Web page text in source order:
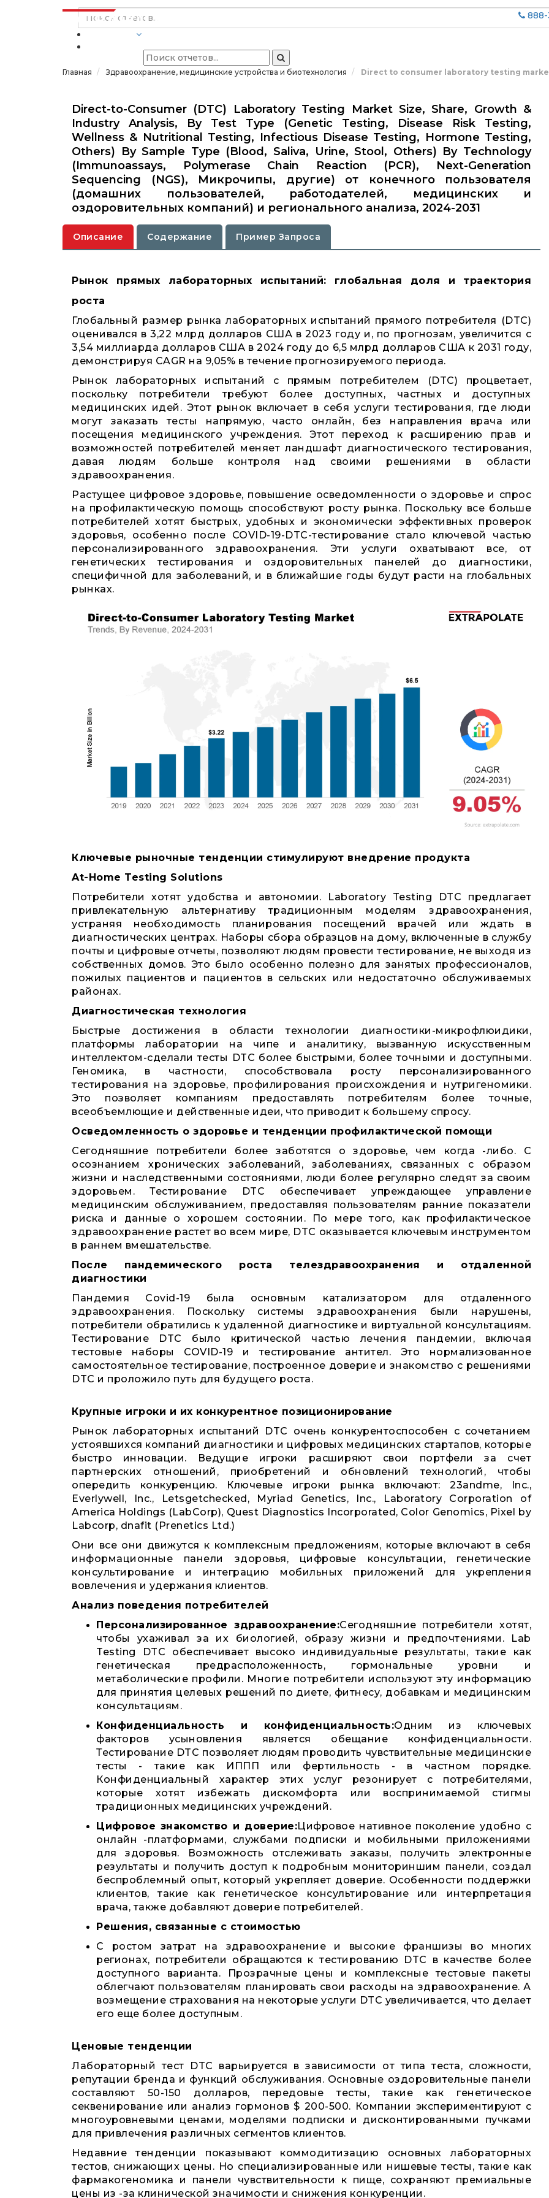
888-
Главная Здравоохранение, медицинские устройства и биотехнология Direct to consumer laboratory testing
Direct-to-Consumer (DTC) Laboratory Testing Market Size, Share, Growth &
Industry Analysis, By Test Type (Genetic Testing, Disease Risk Testing,
Wellness & Nutritional Testing, Infectious Disease Testing, Hormone Testing,
Others) By Sample Type (Blood, Saliva, Urine, Stool, Others) By Technology
(Immunoassays, Polymerase Chain Reaction (PCR), Next-Generation
Sequencing (NGS), Микрочипы, другие) от конечного пользователя
(домашних пользователей, работодателей, медицинских и
оздоровительных компаний) и регионального анализа, 2024-2031
Описание Содержание Пример Запроса
Рынок прямых лабораторных испытаний: глобальная доля и траектория
роста
Глобальный размер рынка лабораторных испытаний прямого потребителя (DTC)
оценивался в 3,22 млрд долларов США в 2023 году и, по прогнозам, увеличится с
3,54 миллиарда долларов США в 2024 году до 6,5 млрд долларов США к 2031 году,
демонстрируя CAGR на 9,05% в течение прогнозируемого периода.
Рынок лабораторных испытаний с прямым потребителем (DTC) процветает,
поскольку потребители требуют более доступных, частных и доступных
медицинских идей. Этот рынок включает в себя услуги тестирования, где люди
могут заказать тесты напрямую, часто онлайн, без направления врача или
посещения медицинского учреждения. Этот переход к расширению прав и
возможностей потребителей меняет ландшафт диагностического тестирования,
давая людям больше контроля над своими решениями в области
здравоохранения.
Растущее цифровое здоровье, повышение осведомленности о здоровье и спрос
на профилактическую помощь способствуют росту рынка. Поскольку все больше
потребителей хотят быстрых, удобных и экономически эффективных проверок
здоровья, особенно после COVID-19-DTC-тестирование стало ключевой частью
персонализированного здравоохранения. Эти услуги охватывают все, от
генетических тестирования и оздоровительных панелей до диагностики,
специфичной для заболеваний, и в ближайшие годы будут расти на глобальных
рынках.
Ключевые рыночные тенденции стимулируют внедрение продукта
At-Home Testing Solutions
Потребители хотят удобства и автономии. Laboratory Testing DTC предлагает
привлекательную альтернативу традиционным моделям здравоохранения,
устраняя необходимость планирования посещений врачей или ждать в
диагностических центрах. Наборы сбора образцов на дому, включенные в службу
почты и цифровые отчеты, позволяют людям провести тестирование, не выходя из
собственных домов. Это было особенно полезно для занятых профессионалов,
пожилых пациентов и пациентов в сельских или недостаточно обслуживаемых
районах.
Диагностическая технология
Быстрые достижения в области технологии диагностики-микрофлюидики,
платформы лаборатории на чипе и аналитику, вызванную искусственным
интеллектом-сделали тесты DTC более быстрыми, более точными и доступными.
Геномика, в частности, способствовала росту персонализированного
тестирования на здоровье, профилирования происхождения и нутригеномики.
Это позволяет компаниям предоставлять потребителям более точные,
всеобъемлющие и действенные идеи, что приводит к большему спросу.
Осведомленность о здоровье и тенденции профилактической помощи
Сегодняшние потребители более заботятся о здоровье, чем когда -либо. С
осознанием хронических заболеваний, заболеваниях, связанных с образом
жизни и наследственными состояниями, люди более регулярно следят за своим
здоровьем. Тестирование DTC обеспечивает упреждающее управление
медицинским обслуживанием, предоставляя пользователям ранние показатели
риска и данные о хорошем состоянии. По мере того, как профилактическое
здравоохранение растет во всем мире, DTC оказывается ключевым инструментом
в раннем вмешательстве.
После пандемического роста телездравоохранения и отдаленной
диагностики
Пандемия Covid-19 была основным катализатором для отдаленного
здравоохранения. Поскольку системы здравоохранения были нарушены,
потребители обратились к удаленной диагностике и виртуальной консультациям.
Тестирование DTC было критической частью лечения пандемии, включая
тестовые наборы COVID-19 и тестирование антител. Это нормализованное
самостоятельное тестирование, построенное доверие и знакомство с решениями
DTC и проложило путь для будущего роста.
Крупные игроки и их конкурентное позиционирование
Рынок лабораторных испытаний DTC очень конкурентоспособен с сочетанием
устоявшихся компаний диагностики и цифровых медицинских стартапов, которые
быстро инновации. Ведущие игроки расширяют свои портфели за счет
партнерских отношений, приобретений и обновлений технологий, чтобы
опередить конкуренцию. Ключевые игроки рынка включают: 23andme, Inc.,
Everlywell, Inc., Letsgetchecked, Myriad Genetics, Inc., Laboratory Corporation of
America Holdings (LabCorp), Quest Diagnostics Incorporated, Color Genomics, Pixel by
Labcorp, dnafit (Prenetics Ltd.)
Они все они движутся к комплексным предложениям, которые включают в себя
информационные панели здоровья, цифровые консультации, генетические
консультирование и интеграцию мобильных приложений для укрепления
вовлечения и удержания клиентов.
Анализ поведения потребителей
Персонализированное здравоохранение:Сегодняшние потребители хотят,
чтобы ухаживал за их биологией, образу жизни и предпочтениями. Lab
Testing DTC обеспечивает высоко индивидуальные результаты, такие как
генетическая предрасположенность, гормональные уровни и
метаболические профили. Многие потребители используют эту информацию
для принятия целевых решений по диете, фитнесу, добавкам и медицинским
консультациям.
Конфиденциальность и конфиденциальность:Одним из ключевых
факторов усыновления является обещание конфиденциальности.
Тестирование DTC позволяет людям проводить чувствительные медицинские
тесты - такие как ИППП или фертильность - в частном порядке.
Конфиденциальный характер этих услуг резонирует с потребителями,
которые хотят избежать дискомфорта или воспринимаемой стигмы
традиционных медицинских учреждений.
Цифровое знакомство и доверие:Цифровое нативное поколение удобно с
онлайн -платформами, службами подписки и мобильными приложениями
для здоровья. Возможность отслеживать заказы, получить электронные
результаты и получить доступ к подробным мониториншим панели, создал
беспроблемный опыт, который укрепляет доверие. Особенности поддержки
клиентов, такие как генетическое консультирование или интерпретация
врача, также добавляют доверие потребителей.
Решения, связанные с стоимостью
С ростом затрат на здравоохранение и высокие франшизы во многих
регионах, потребители обращаются к тестированию DTC в качестве более
доступного варианта. Прозрачные цены и комплексные тестовые пакеты
облегчают пользователям планировать свои расходы на здравоохранение. А
возмещение страхования на некоторые услуги DTC увеличивается, что делает
его еще более доступным.
Ценовые тенденции
Лабораторный тест DTC варьируется в зависимости от типа теста, сложности,
репутации бренда и функций обслуживания. Основные оздоровительные панели
составляют 50-150 долларов, передовые тесты, такие как генетическое
секвенирование или анализ гормонов $ 200-500. Компании экспериментируют с
многоуровневыми ценами, моделями подписки и дисконтированными пучками
для привлечения различных сегментов клиентов.
Недавние тенденции показывают коммодитизацию основных лабораторных
тестов, снижающих цены. Но специализированные или нишевые тесты, такие как
фармакогеномика и панели чувствительности к пище, сохраняют премиальные
цены из -за клинической значимости и снижения конкуренции.